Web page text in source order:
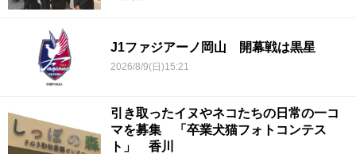
J1ファジアーノ岡山 開幕戦は黒星
2026/8/9(日)15:21
引き取ったイヌやネコたちの日常の一コ
マを募集 「卒業犬猫フォトコンテス
ト」 香川